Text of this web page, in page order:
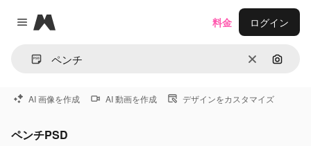
Close menu
Magnific
消去 画像で
料金 ログイン
AI 画像を作成 AI 動画を作成 デザインをカスタマイズ
ペンチPSD